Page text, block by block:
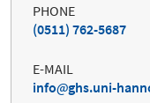
PHONE
(0511) 762-5687
E-MAIL
info
ghs.uni-